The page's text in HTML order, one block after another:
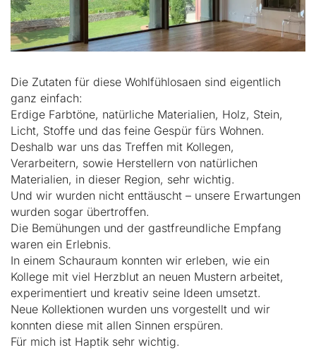
Die Zutaten für diese Wohlfühlosaen sind eigentlich
ganz einfach:
Erdige Farbtöne, natürliche Materialien, Holz, Stein,
Licht, Stoffe und das feine Gespür fürs Wohnen.
Deshalb war uns das Treffen mit Kollegen,
Verarbeitern, sowie Herstellern von natürlichen
Materialien, in dieser Region, sehr wichtig.
Und wir wurden nicht enttäuscht – unsere Erwartungen
wurden sogar übertroffen.
Die Bemühungen und der gastfreundliche Empfang
waren ein Erlebnis.
In einem Schauraum konnten wir erleben, wie ein
Kollege mit viel Herzblut an neuen Mustern arbeitet,
experimentiert und kreativ seine Ideen umsetzt.
Neue Kollektionen wurden uns vorgestellt und wir
konnten diese mit allen Sinnen erspüren.
Für mich ist Haptik sehr wichtig.